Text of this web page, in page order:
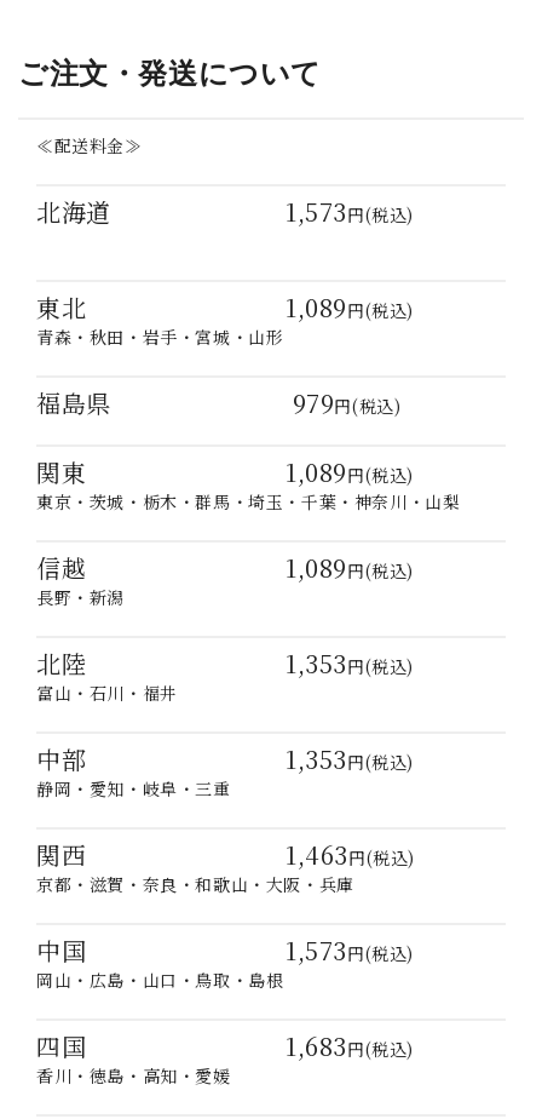
ご注文・発送について
≪配送料金≫
北海道 1,573円(税込)
東北 1,089円(税込)
青森・秋田・岩手・宮城・山形
福島県 979円(税込)
関東 1,089円(税込)
東京・茨城・栃木・群馬・埼玉・千葉・神奈川・山梨
信越 1,089円(税込)
長野・新潟
北陸 1,353円(税込)
富山・石川・福井
中部 1,353円(税込)
静岡・愛知・岐阜・三重
関西 1,463円(税込)
京都・滋賀・奈良・和歌山・大阪・兵庫
中国 1,573円(税込)
岡山・広島・山口・鳥取・島根
四国 1,683円(税込)
香川・徳島・高知・愛媛